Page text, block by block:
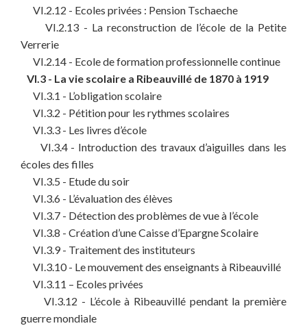
VI.2.12 - Ecoles privées : Pension Tschaeche
VI.2.13 - La reconstruction de l’école de la Petite
Verrerie
VI.2.14 - Ecole de formation professionnelle continue
VI.3 - La vie scolaire a Ribeauvillé de 1870 à 1919
VI.3.1 - L’obligation scolaire
VI.3.2 - Pétition pour les rythmes scolaires
VI.3.3 - Les livres d’école
VI.3.4 - Introduction des travaux d’aiguilles dans les
écoles des filles
VI.3.5 - Etude du soir
VI.3.6 - L’évaluation des élèves
VI.3.7 - Détection des problèmes de vue à l’école
VI.3.8 - Création d’une Caisse d’Epargne Scolaire
VI.3.9 - Traitement des instituteurs
VI.3.10 - Le mouvement des enseignants à Ribeauvillé
VI.3.11 – Ecoles privées
VI.3.12 - L’école à Ribeauvillé pendant la première
guerre mondiale